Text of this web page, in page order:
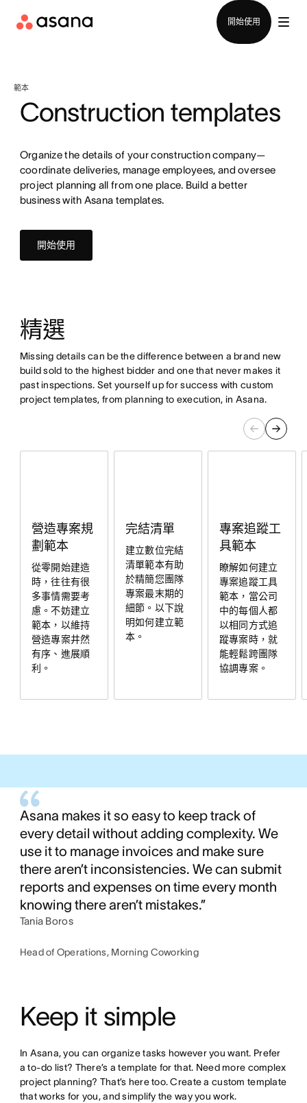
開始使用
範本
Construction templates
Organize the details of your construction company—
coordinate deliveries, manage employees, and oversee
project planning all from one place. Build a better
business with Asana templates.
開始使用
精選
Missing details can be the difference between a brand new
build sold to the highest bidder and one that never makes it
past inspections. Set yourself up for success with custom
project templates, from planning to execution, in Asana.
營造專案規
劃範本
從零開始建造
時，往往有很
多事情需要考
慮。不妨建立
範本，以維持
營造專案井然
有序、進展順
利。
完結清單
建立數位完結
清單範本有助
於精簡您團隊
專案最末期的
細節。以下說
明如何建立範
本。
專案追蹤工
具範本
瞭解如何建立
專案追蹤工具
範本，當公司
中的每個人都
以相同方式追
蹤專案時，就
能輕鬆跨團隊
協調專案。
Asana makes it so easy to keep track of
every detail without adding complexity. We
use it to manage invoices and make sure
there aren’t inconsistencies. We can submit
reports and expenses on time every month
knowing there aren’t mistakes.”
Tania Boros
Head of Operations, Morning Coworking
Keep it simple
In Asana, you can organize tasks however you want. Prefer
a to-do list? There’s a template for that. Need more complex
project planning? That’s here too. Create a custom template
that works for you, and simplify the way you work.